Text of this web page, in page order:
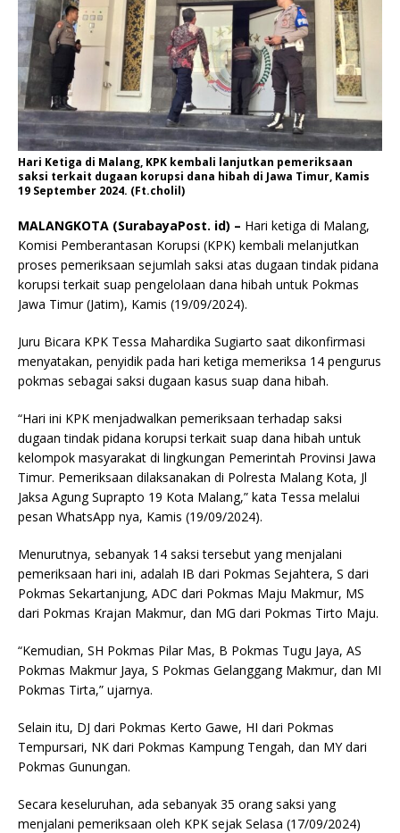
Hari Ketiga di Malang, KPK kembali lanjutkan pemeriksaan
saksi terkait dugaan korupsi dana hibah di Jawa Timur, Kamis
19 September 2024. (Ft.cholil)
MALANGKOTA (SurabayaPost. id) – Hari ketiga di Malang,
Komisi Pemberantasan Korupsi (KPK) kembali melanjutkan
proses pemeriksaan sejumlah saksi atas dugaan tindak pidana
korupsi terkait suap pengelolaan dana hibah untuk Pokmas
Jawa Timur (Jatim), Kamis (19/09/2024).
Juru Bicara KPK Tessa Mahardika Sugiarto saat dikonfirmasi
menyatakan, penyidik pada hari ketiga memeriksa 14 pengurus
pokmas sebagai saksi dugaan kasus suap dana hibah.
“Hari ini KPK menjadwalkan pemeriksaan terhadap saksi
dugaan tindak pidana korupsi terkait suap dana hibah untuk
kelompok masyarakat di lingkungan Pemerintah Provinsi Jawa
Timur. Pemeriksaan dilaksanakan di Polresta Malang Kota, Jl
Jaksa Agung Suprapto 19 Kota Malang,” kata Tessa melalui
pesan WhatsApp nya, Kamis (19/09/2024).
Menurutnya, sebanyak 14 saksi tersebut yang menjalani
pemeriksaan hari ini, adalah IB dari Pokmas Sejahtera, S dari
Pokmas Sekartanjung, ADC dari Pokmas Maju Makmur, MS
dari Pokmas Krajan Makmur, dan MG dari Pokmas Tirto Maju.
“Kemudian, SH Pokmas Pilar Mas, B Pokmas Tugu Jaya, AS
Pokmas Makmur Jaya, S Pokmas Gelanggang Makmur, dan MI
Pokmas Tirta,” ujarnya.
Selain itu, DJ dari Pokmas Kerto Gawe, HI dari Pokmas
Tempursari, NK dari Pokmas Kampung Tengah, dan MY dari
Pokmas Gunungan.
Secara keseluruhan, ada sebanyak 35 orang saksi yang
menjalani pemeriksaan oleh KPK sejak Selasa (17/09/2024)